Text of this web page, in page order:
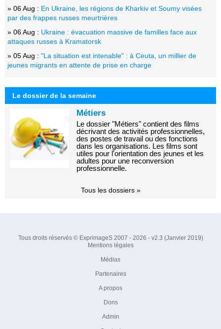
» 06 Aug : En Ukraine, les régions de Kharkiv et Soumy visées
par des frappes russes meurtrières
» 06 Aug : Ukraine : évacuation massive de familles face aux
attaques russes à Kramatorsk
» 05 Aug : "La situation est intenable" : à Ceuta, un millier de
jeunes migrants en attente de prise en charge
Le dossier de la semaine
Métiers
Le dossier "Métiers" contient des films
décrivant des activités professionnelles,
des postes de travail ou des fonctions
dans les organisations. Les films sont
utiles pour l'orientation des jeunes et les
adultes pour une reconversion
professionnelle.
Tous les dossiers »
Tous droits réservés © ExprimageS 2007 - 2026 - v2.3 (Janvier 2019)
Mentions légales
Médias
Partenaires
A propos
Dons
Admin